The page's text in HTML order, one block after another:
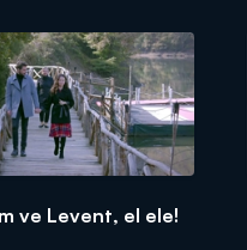
ve Levent, el ele!